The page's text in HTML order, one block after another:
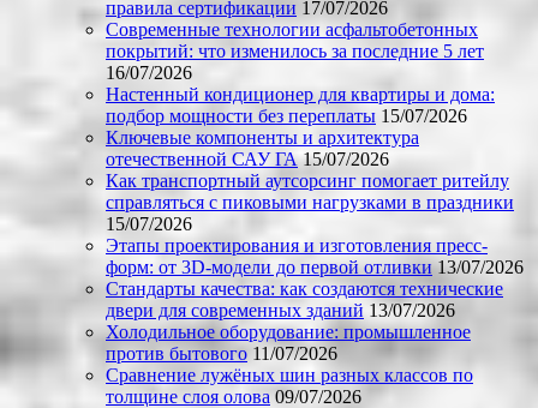
правила сертификации 17/07/2026
Современные технологии асфальтобетонных
покрытий: что изменилось за последние 5 лет
16/07/2026
Настенный кондиционер для квартиры и дома:
подбор мощности без переплаты 15/07/2026
Ключевые компоненты и архитектура
отечественной САУ ГА 15/07/2026
Как транспортный аутсорсинг помогает ритейлу
справляться с пиковыми нагрузками в праздники
15/07/2026
Этапы проектирования и изготовления пресс-
форм: от 3D-модели до первой отливки 13/07/2026
Стандарты качества: как создаются технические
двери для современных зданий 13/07/2026
Холодильное оборудование: промышленное
против бытового 11/07/2026
Сравнение лужёных шин разных классов по
толщине слоя олова 09/07/2026